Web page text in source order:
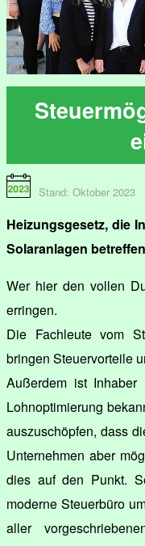
Stand: Oktober 2023
Heizungsgesetz, die
Solaranlagen
Wer hier den vollen
erringen.
Die Fachleute vom
bringen Steuervorteile
Außerdem ist Inhaber
Lohnoptimierung
auszuschöpfen, dass
Unternehmen aber
dies auf den Punkt.
moderne Steuerbüro
aller